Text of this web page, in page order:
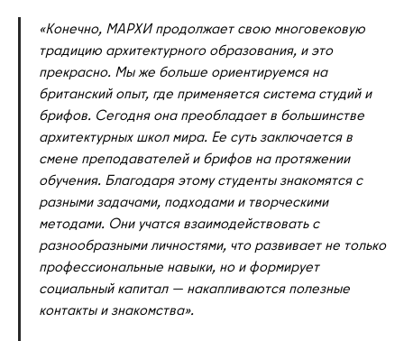
«Конечно, МАРХИ продолжает свою многовековую
традицию архитектурного образования, и это
прекрасно. Мы же больше ориентируемся на
британский опыт, где применяется система студий и
брифов. Сегодня она преобладает в большинстве
архитектурных школ мира. Ее суть заключается в
смене преподавателей и брифов на протяжении
обучения. Благодаря этому студенты знакомятся с
разными задачами, подходами и творческими
методами. Они учатся взаимодействовать с
разнообразными личностями, что развивает не только
профессиональные навыки, но и формирует
социальный капитал — накапливаются полезные
контакты и знакомства».